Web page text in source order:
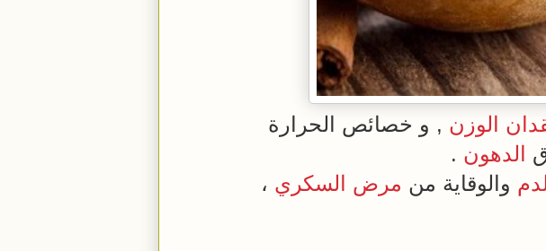
الوزن , و خصائص الحرارة
الدهون .
الدم والوقاية من مرض السكري ،